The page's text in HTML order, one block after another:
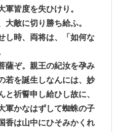
軍皆度を失ひけり。
大敵に切り勝ち給ふ。
し時、両将は、「如何な
薩ぞ。親王の紀汝を孕み
若を誕生しなんには、妙
と祈誓申し給ひし故に、
軍かなはずして蜘蛛の子
香は山中にひそみかくれ